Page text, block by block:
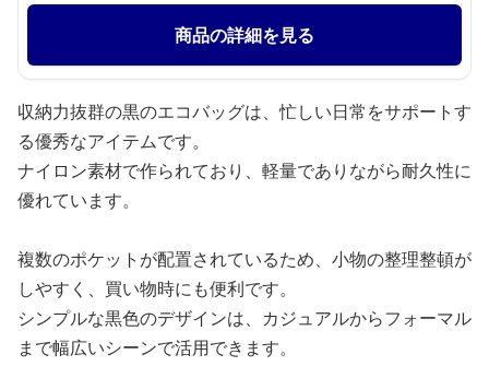
商品の詳細を見る
収納力抜群の黒のエコバッグは、忙しい日常をサポートす
る優秀なアイテムです。
ナイロン素材で作られており、軽量でありながら耐久性に
優れています。
複数のポケットが配置されているため、小物の整理整頓が
しやすく、買い物時にも便利です。
シンプルな黒色のデザインは、カジュアルからフォーマル
まで幅広いシーンで活用できます。